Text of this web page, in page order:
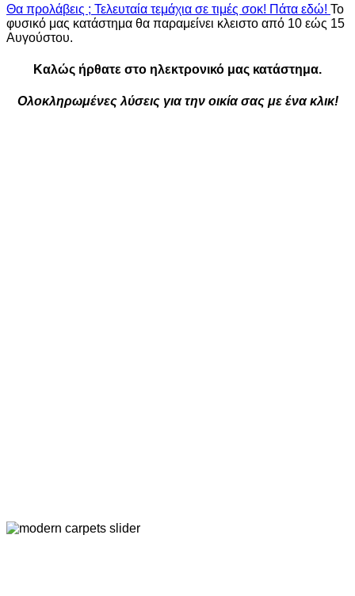
Θα προλάβεις ; Τελευταία τεμάχια σε τιμές σοκ! Πάτα εδώ! Το
φυσικό μας κατάστημα θα παραμείνει κλειστο από 10 εώς 15
Αυγούστου.
Καλώς ήρθατε στο ηλεκτρονικό μας κατάστημα.
Ολοκληρωμένες λύσεις για την οικία σας με ένα κλικ!